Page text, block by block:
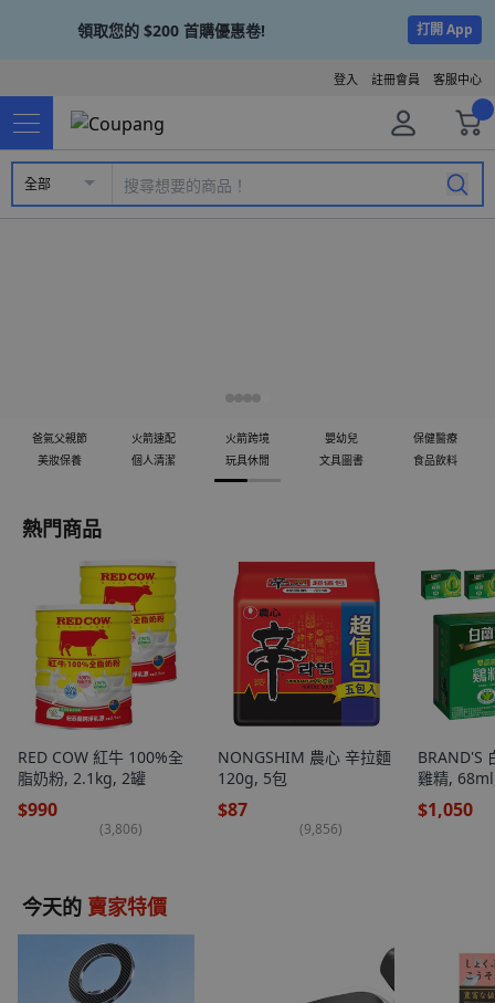
領取您的 $200 首購優惠卷! 打開 App
客服中心
註冊會員
登入
全部
爸氣父親節 火箭速配 火箭跨境 嬰幼兒
保健醫療
美妝保養
個人清潔 玩具休閒 文具圖書 食品飲料
熱門商品
RED COW 紅牛 100%全
脂奶粉, 2.1kg, 2罐
$990
(3,806)
NONGSHIM 農心 辛拉麵
120g, 5包
$87
(9,856)
BRAND'S
雞精,
$1,050
今天的 賣家特價